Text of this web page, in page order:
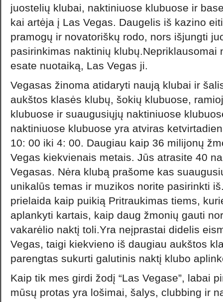
juostelių klubai, naktiniuose klubuose ir
kai artėja į Las Vegas. Daugelis iš kazino
pramogų ir novatoriškų rodo, nors išjungti
pasirinkimas naktinių klubų.Nepriklausomai
esate nuotaiką, Las Vegas ji.
Vegasas žinoma atidaryti naują klubai ir
aukštos klasės klubų, šokių klubuose,
klubuose ir suaugusiųjų naktiniuose
naktiniuose klubuose yra atviras
10: 00 iki 4: 00. Daugiau kaip 36 milijonų
Vegas kiekvienais metais. Jūs atrasite 40
Vegasas. Nėra klubą prašome kas
unikalūs temas ir muzikos norite pasirinkti
prielaida kaip puikią Pritraukimas tiems,
aplankyti kartais, kaip daug žmonių gauti
vakarėlio naktį toli.Yra neįprastai didelis
Vegas, taigi kiekvieno iš daugiau aukštos
parengtas sukurti galutinis naktį klubo
Kaip tik mes girdi žodį “Las Vegase”, labai
mūsų protas yra lošimai, šalys, clubbing ir